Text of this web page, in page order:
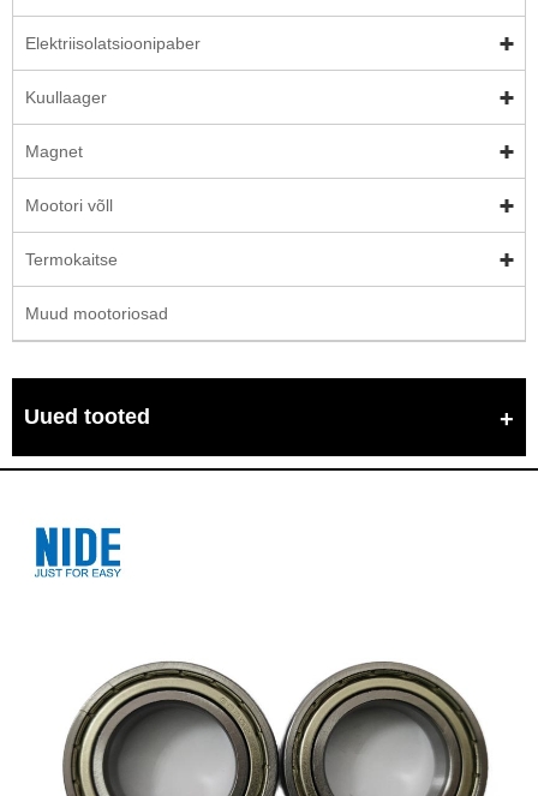
Elektriisolatsioonipaber
Kuullaager
Magnet
Mootori võll
Termokaitse
Muud mootoriosad
Uued tooted